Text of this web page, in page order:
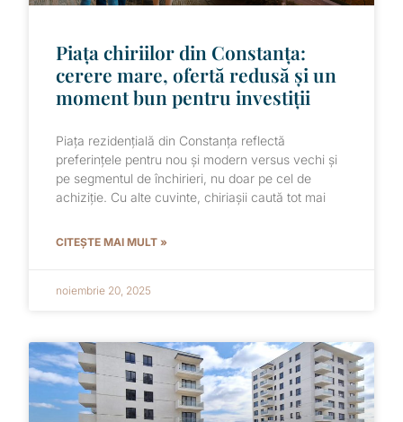
Piața chiriilor din Constanța:
cerere mare, ofertă redusă și un
moment bun pentru investiții
Piața rezidențială din Constanța reflectă
preferințele pentru nou și modern versus vechi și
pe segmentul de închirieri, nu doar pe cel de
achiziție. Cu alte cuvinte, chiriașii caută tot mai
CITEȘTE MAI MULT »
noiembrie 20, 2025